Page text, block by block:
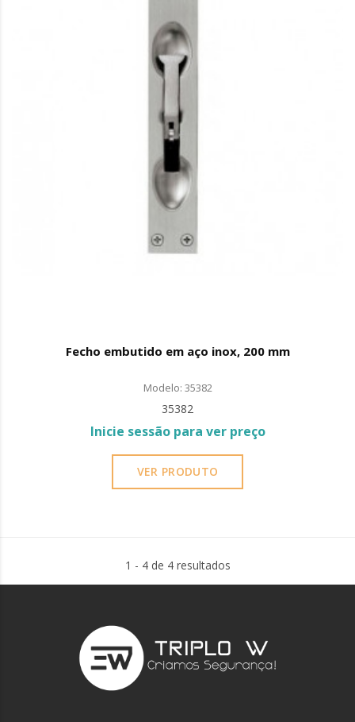
Fecho embutido em aço inox, 200 mm
Modelo: 35382
35382
Inicie sessão para ver preço
VER PRODUTO
1 - 4 de 4 resultados